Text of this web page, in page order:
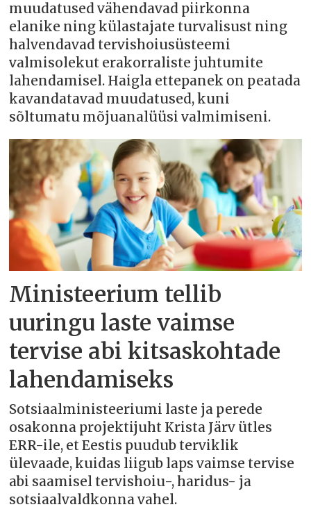
muudatused vähendavad piirkonna
elanike ning külastajate turvalisust ning
halvendavad tervishoiusüsteemi
valmisolekut erakorraliste juhtumite
lahendamisel. Haigla ettepanek on peatada
kavandatavad muudatused, kuni
sõltumatu mõjuanalüüsi valmimiseni.
Ministeerium tellib
uuringu laste vaimse
tervise abi kitsaskohtade
lahendamiseks
Sotsiaalministeeriumi laste ja perede
osakonna projektijuht Krista Järv ütles
ERR-ile, et Eestis puudub terviklik
ülevaade, kuidas liigub laps vaimse tervise
abi saamisel tervishoiu-, haridus- ja
sotsiaalvaldkonna vahel.